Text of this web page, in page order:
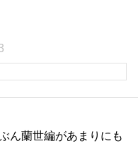
ん蘭世編があまりにも